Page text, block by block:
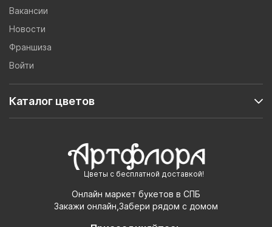
Цветы с бесплатной доставкой!
Онлайн маркет букетов в СПБ
Закажи онлайн,Забери рядом с домом
Вакансии
Новости
Франшиза
Войти
Каталог цветов